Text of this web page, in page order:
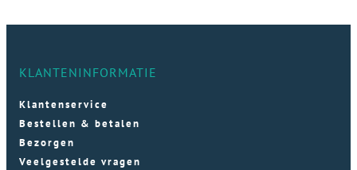
KLANTENINFORMATIE
Klantenservice
Bestellen & betalen
Bezorgen
Veelgestelde vragen